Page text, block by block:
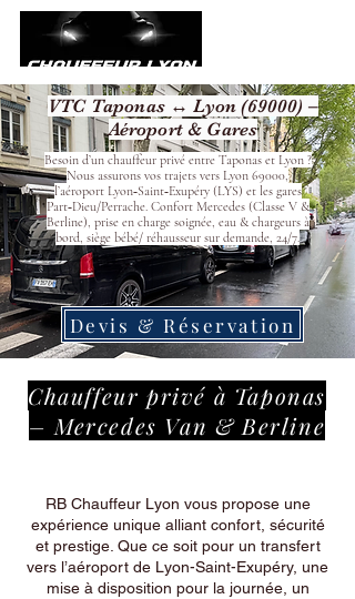
VTC Taponas ↔ Lyon (69000) –
Aéroport & Gares
Besoin d’un chauffeur privé entre Taponas et Lyon ?
Nous assurons vos trajets vers Lyon 69000,
l’aéroport Lyon‑Saint‑Exupéry (LYS) et les gares
Part‑Dieu/Perrache. Confort Mercedes (Classe V &
Berline), prise en charge soignée, eau & chargeurs à
bord, siège bébé/ réhausseur sur demande, 24/7.
Devis & Réservation
Chauffeur privé à Taponas
– Mercedes Van & Berline
RB Chauffeur Lyon vous propose une
expérience unique alliant confort, sécurité
et prestige. Que ce soit pour un transfert
vers l’aéroport de Lyon-Saint-Exupéry, une
mise à disposition pour la journée, un